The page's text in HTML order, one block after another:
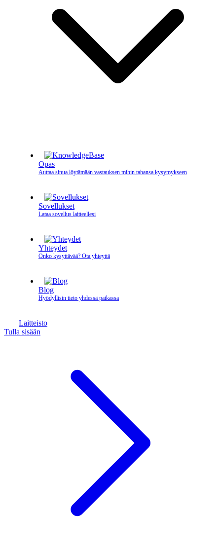
Opas
Auttaa sinua löytämään vastauksen mihin tahansa kysymykseen
Sovellukset
Lataa sovellus laitteellesi
Yhteydet
Onko kysyttävää? Ota yhteyttä
Blog
Hyödyllisin tieto yhdessä paikassa
Laitteisto
Tulla sisään